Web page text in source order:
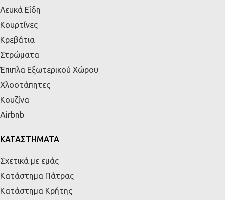
Λευκά Είδη
Κουρτίνες
Κρεβάτια
Στρώματα
Έπιπλα Εξωτερικού Χώρου
Χλοοτάπητες
Κουζίνα
Airbnb
ΚΑΤΑΣΤΗΜΑΤΑ
Σχετικά με εμάς
Κατάστημα Πάτρας
Κατάστημα Κρήτης